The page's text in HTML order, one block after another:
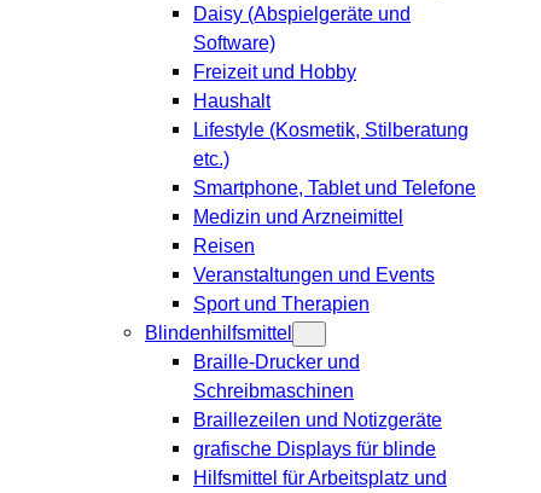
Daisy (Abspielgeräte und
Software)
Freizeit und Hobby
Haushalt
Lifestyle (Kosmetik, Stilberatung
etc.)
Smartphone, Tablet und Telefone
Medizin und Arzneimittel
Reisen
Veranstaltungen und Events
Sport und Therapien
Blindenhilfsmittel
Braille-Drucker und
Schreibmaschinen
Braillezeilen und Notizgeräte
grafische Displays für blinde
Hilfsmittel für Arbeitsplatz und